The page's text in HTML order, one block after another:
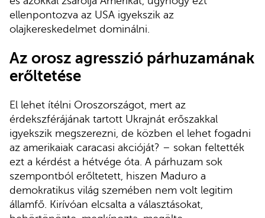
ellenpontozva az USA igyekszik az
olajkereskedelmet dominálni.
Az orosz agresszió párhuzamának
erőltetése
El lehet ítélni Oroszországot, mert az
érdekszférájának tartott Ukrajnát erőszakkal
igyekszik megszerezni, de közben el lehet fogadni
az amerikaiak caracasi akcióját? – sokan feltették
ezt a kérdést a hétvége óta. A párhuzam sok
szempontból erőltetett, hiszen Maduro a
demokratikus világ szemében nem volt legitim
államfő. Kirívóan elcsalta a választásokat,